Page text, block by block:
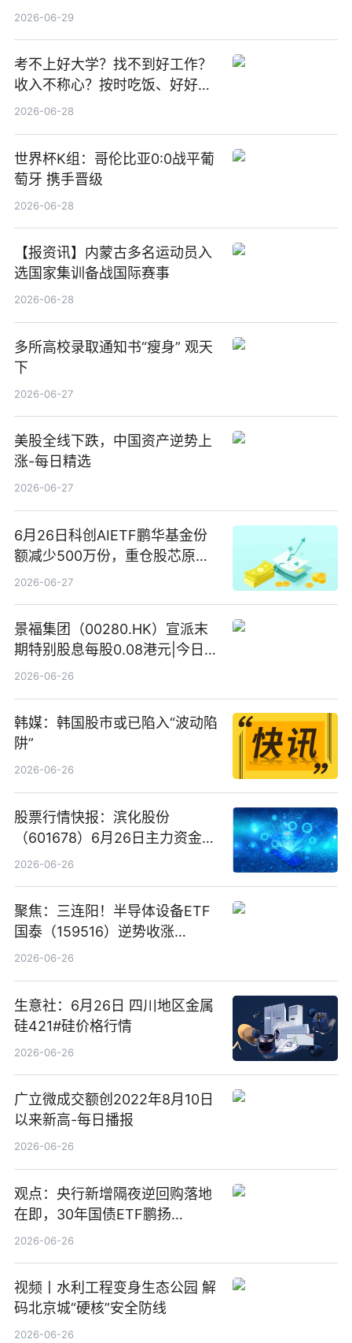
期股息每股人民币0.013元 每日
2026-06-29
考不上好大学？找不到好工作？
收入不称心？按时吃饭、好好睡
觉
2026-06-28
世界杯K组：哥伦比亚0:0战平葡
萄牙 携手晋级
2026-06-28
【报资讯】内蒙古多名运动员入
选国家集训备战国际赛事
2026-06-28
多所高校录取通知书“瘦身” 观天
下
2026-06-27
美股全线下跌，中国资产逆势上
涨-每日精选
2026-06-27
6月26日科创AIETF鹏华基金份
额减少500万份，重仓股芯原股
份、寒武纪、澜起科技 观速讯
2026-06-27
景福集团（00280.HK）宣派末
期特别股息每股0.08港元|今日快
看
2026-06-26
韩媒：韩国股市或已陷入“波动陷
阱”
2026-06-26
股票行情快报：滨化股份
（601678）6月26日主力资金净
卖出5964.34万元
2026-06-26
聚焦：三连阳！半导体设备ETF
国泰（159516）逆势收涨
3.5%，近10日累计净流入超65
2026-06-26
生意社：6月26日 四川地区金属
硅421#硅价格行情
2026-06-26
广立微成交额创2022年8月10日
以来新高-每日播报
2026-06-26
观点：央行新增隔夜逆回购落地
在即，30年国债ETF鹏扬
(511090) 盘中小幅上涨
2026-06-26
视频丨水利工程变身生态公园 解
码北京城“硬核”安全防线
2026-06-26